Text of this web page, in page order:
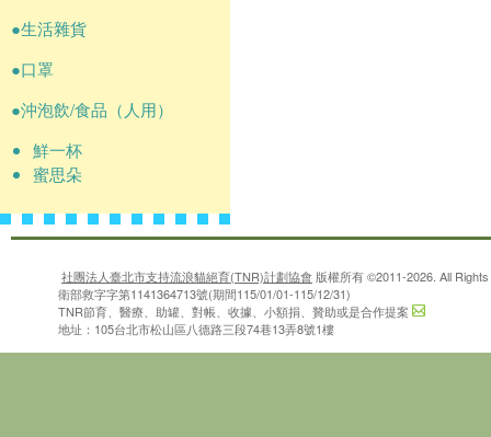
●生活雜貨
●口罩
●沖泡飲/食品（人用）
鮮一杯
蜜思朵
社團法人臺北市支持流浪貓絕育(TNR)計劃協會 版權所有 ©2011-2026. All
衛部救字字第1141364713號(期間115/01/01-115/12/31)
TNR節育、醫療、助罐、對帳、收據、小額捐、贊助或是合作提案
地址：105台北市松山區八德路三段74巷13弄8號1樓